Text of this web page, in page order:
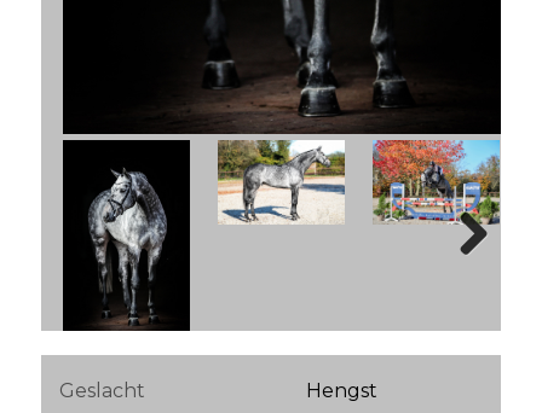
Geslacht
Hengst